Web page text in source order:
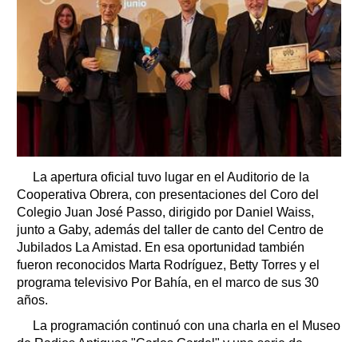
La apertura oficial tuvo lugar en el Auditorio de la
Cooperativa Obrera, con presentaciones del Coro del
Colegio Juan José Passo, dirigido por Daniel Waiss,
junto a Gaby, además del taller de canto del Centro de
Jubilados La Amistad. En esa oportunidad también
fueron reconocidos Marta Rodríguez, Betty Torres y el
programa televisivo Por Bahía, en el marco de sus 30
años.
La programación continuó con una charla en el Museo